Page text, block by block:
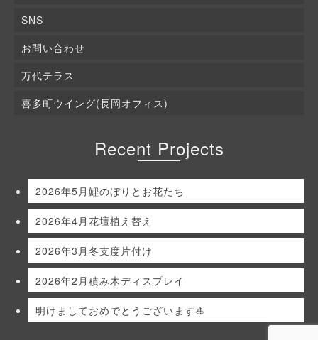
SNS
お問い合わせ
万代テラス
喜多町ウイング(長岡オフィス)
Recent Projects
2026年5月鯉のぼりとお花たち
2026年4月花壇植え替え
2026年3月冬支度片付け
2026年2月積み木ディスプレイ
明けましておめでとうございます🎍